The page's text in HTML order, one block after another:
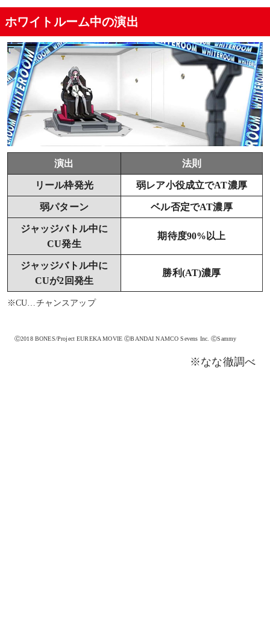
ホワイトルーム中の演出
演出 法則
リール枠発光 弱レア小役成立でAT濃厚
弱パターン ベル否定でAT濃厚
ジャッジバトル中に
CU発生
期待度90%以上
ジャッジバトル中に
CUが2回発生
勝利(AT)濃厚
※CU…チャンスアップ
Ⓒ2018 BONES/Project EUREKA MOVIE ⒸBANDAI NAMCO Sevens Inc. ⒸSammy
※なな徹調べ